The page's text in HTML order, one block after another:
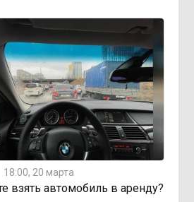
18:00, 20 марта
взять автомобиль в аренду?